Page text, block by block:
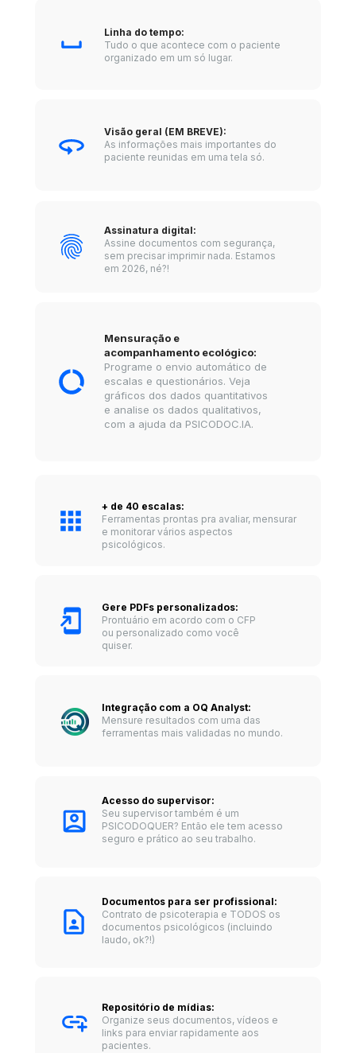
Linha do tempo:
Tudo o que acontece com o paciente
organizado em um só lugar.
Visão geral (EM BREVE):
As informações mais importantes do
paciente reunidas em uma tela só.
Assinatura digital:
Assine documentos com segurança,
sem precisar imprimir nada. Estamos
em 2026, né?!
Mensuração e
acompanhamento ecológico:
Programe o envio automático de
escalas e questionários. Veja
gráficos dos dados quantitativos
e analise os dados qualitativos,
com a ajuda da PSICODOC.IA.
+ de 40 escalas:
Ferramentas prontas pra avaliar, mensurar
e monitorar vários aspectos
psicológicos.
Integração com a OQ Analyst:
Mensure resultados com uma das
ferramentas mais validadas no mundo.
Gere PDFs personalizados:
Prontuário em acordo com o CFP
ou personalizado como você
quiser.
Acesso do supervisor:
Seu supervisor também é um
PSICODOQUER? Então ele tem acesso
seguro e prático ao seu trabalho.
Documentos para ser profissional:
Contrato de psicoterapia e TODOS os
documentos psicológicos (incluindo
laudo, ok?!)
Repositório de mídias:
Organize seus documentos, vídeos e
links para enviar rapidamente aos
pacientes.